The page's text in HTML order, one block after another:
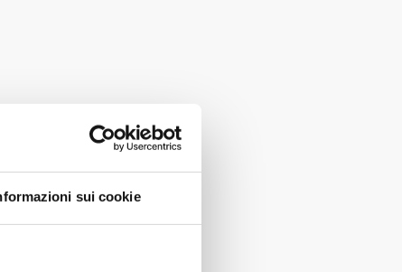
sui cookie